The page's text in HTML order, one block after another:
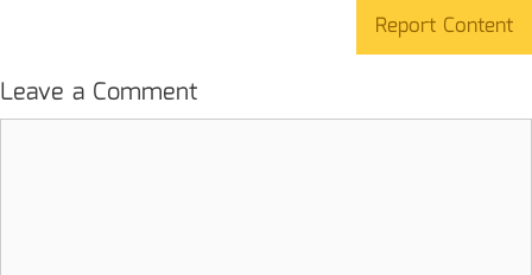
Report Content
Leave a Comment